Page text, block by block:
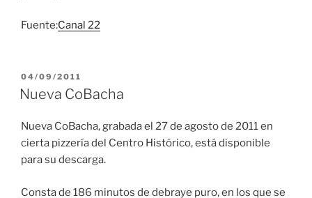
Fuente:Canal 22
PUBLICADO
EL
04/09/2011
Nueva CoBacha
Nueva CoBacha, grabada el 27 de agosto de 2011 en
cierta pizzería del Centro Histórico, está disponible
para su descarga.
Consta de 186 minutos de debraye puro, en los que se